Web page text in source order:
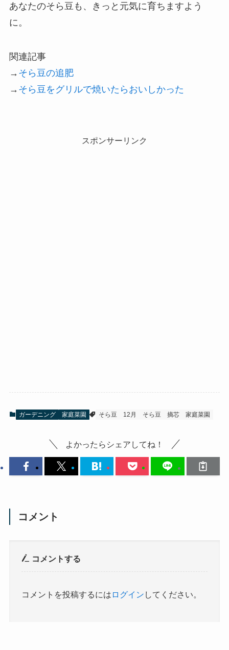
あなたのそら豆も、きっと元気に育ちますよう
に。
関連記事
→ そら豆の追肥
→ そら豆をグリルで焼いたらおいしかった
スポンサーリンク
ガーデニング 家庭菜園 そら豆 12月 そら豆 摘芯 家庭菜園
よかったらシェアしてね！
コメント
コメントする
コメントを投稿するには ログイン してください。